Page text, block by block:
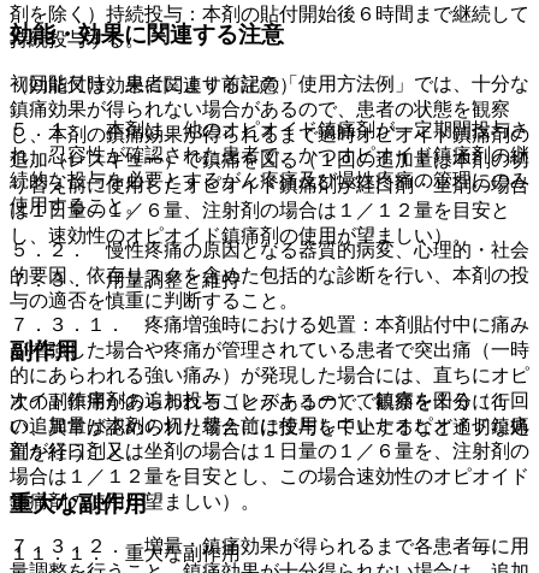
効能・効果に関連する注意
（効能又は効果に関連する注意）
５．１． 本剤は、他のオピオイド鎮痛剤が一定期間投与さ
れ、忍容性が確認された患者で、かつオピオイド鎮痛剤の継
続的な投与を必要とするがん疼痛及び慢性疼痛の管理にのみ
使用すること。
５．２． 慢性疼痛の原因となる器質的病変、心理的・社会
的要因、依存リスクを含めた包括的な診断を行い、本剤の投
与の適否を慎重に判断すること。
副作用
次の副作用があらわれることがあるので、観察を十分に行
い、異常が認められた場合には投与を中止するなど適切な処
置を行うこと。
重大な副作用
１１．１． 重大な副作用
剤を除く）持続投与：本剤の貼付開始後６時間まで継続して
持続投与する。
初回貼付時、患者により前記の「使用方法例」では、十分な
鎮痛効果が得られない場合があるので、患者の状態を観察
し、本剤の鎮痛効果が得られるまで適時オピオイド鎮痛剤の
追加（レスキュー）で鎮痛を図る（１回の追加量は本剤の切
り替え前に使用したオピオイド鎮痛剤が経口剤・坐剤の場合
は１日量の１／６量、注射剤の場合は１／１２量を目安と
し、速効性のオピオイド鎮痛剤の使用が望ましい）。
７．３． 用量調整と維持
７．３．１． 疼痛増強時における処置：本剤貼付中に痛み
が増強した場合や疼痛が管理されている患者で突出痛（一時
的にあらわれる強い痛み）が発現した場合には、直ちにオピ
オイド鎮痛剤の追加投与（レスキュー）で鎮痛を図る（１回
の追加量は本剤の切り替え前に使用していたオピオイド鎮痛
剤が経口剤又は坐剤の場合は１日量の１／６量を、注射剤の
場合は１／１２量を目安とし、この場合速効性のオピオイド
鎮痛剤の使用が望ましい）。
７．３．２． 増量：鎮痛効果が得られるまで各患者毎に用